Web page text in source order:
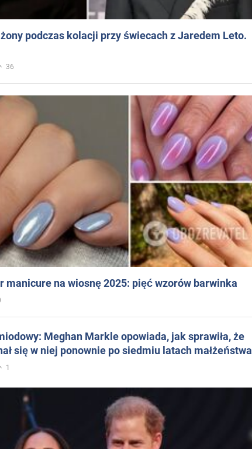
podczas kolacji przy świecach z Jaredem Leto.
36
manicure na wiosnę 2025: pięć wzorów barwinka
Meghan Markle opowiada, jak sprawiła, że
się w niej ponownie po siedmiu latach małżeństwa
1